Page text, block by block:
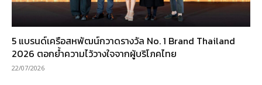
5 แบรนด์เครือสหพัฒน์กวาดรางวัล No. 1 Brand Thailand
2026 ตอกย้ำความไว้วางใจจากผู้บริโภคไทย
22/07/2026